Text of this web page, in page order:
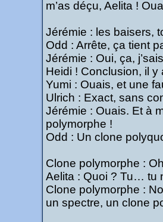
m’as déçu, Aelita !
Jérémie : les baisers,
Odd : Arrête, ça tient
Jérémie : Oui, ça,
Heidi ! Conclusion, il
Yumi : Ouais, et une
Ulrich : Exact, sans
Jérémie : Ouais. Et à
polymorphe !
Odd : Un clone
Clone polymorphe :
Aelita : Quoi ? Tu… tu
Clone polymorphe :
un spectre, un clone